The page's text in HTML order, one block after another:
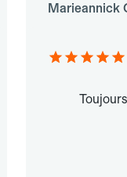
Marieannick